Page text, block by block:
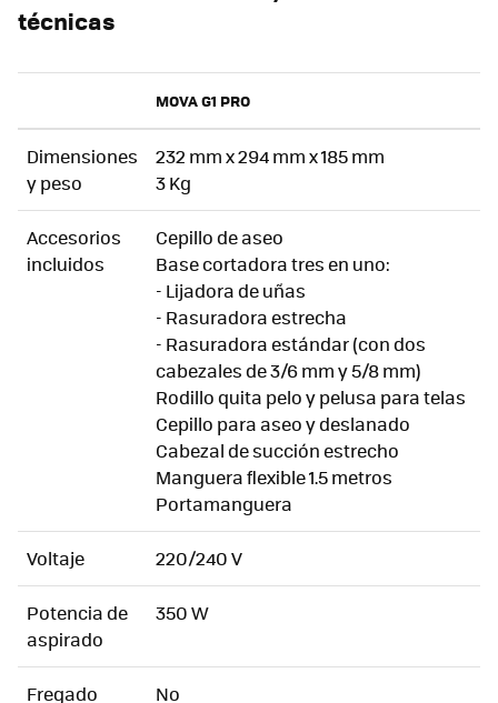
técnicas
MOVA G1 PRO
Dimensiones
y peso
232 mm x 294 mm x 185 mm
3 Kg
Accesorios
incluidos
Cepillo de aseo
Base cortadora tres en uno:
- Lijadora de uñas
- Rasuradora estrecha
- Rasuradora estándar (con dos
cabezales de 3/6 mm y 5/8 mm)
Rodillo quita pelo y pelusa para telas
Cepillo para aseo y deslanado
Cabezal de succión estrecho
Manguera flexible 1.5 metros
Portamanguera
Voltaje 220/240 V
Potencia de
aspirado
350 W
Fregado No